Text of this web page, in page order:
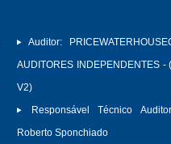
Auditor:
AUDITORES INDEPENDENTES -
V2)
Responsável Técnico
Roberto Sponchiado